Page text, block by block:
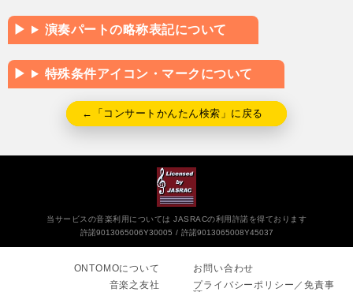
演奏パートの略称表記について
特殊条件アイコン・マークについて
←「コンサートかんたん検索」に戻る
当サービスの音楽利用については JASRACの利用許諾を得ております
許諾9013065006Y30005
許諾9013065008Y45037
ONTOMOについて
音楽之友社
お問い合わせ
プライバシーポリシー／免責事